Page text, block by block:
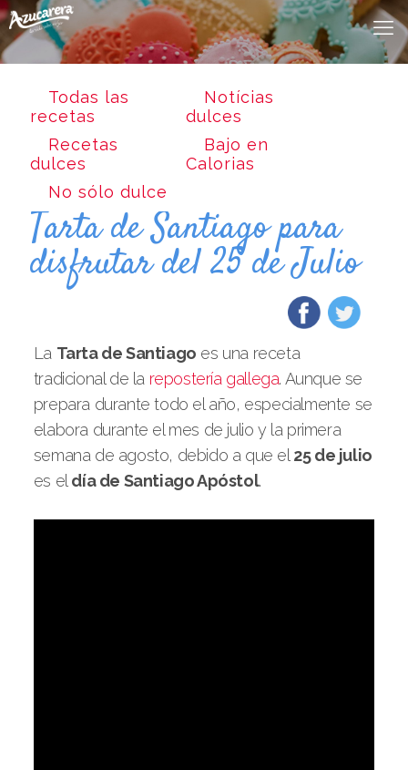
Todas las
recetas
Notícias
dulces
Recetas
dulces
Bajo en
Calorias
No sólo dulce
Tarta de Santiago para
disfrutar del 25 de Julio
La Tarta de Santiago es una receta
tradicional de la repostería gallega. Aunque se
prepara durante todo el año, especialmente se
elabora durante el mes de julio y la primera
semana de agosto, debido a que el 25 de julio
es el día de Santiago Apóstol.